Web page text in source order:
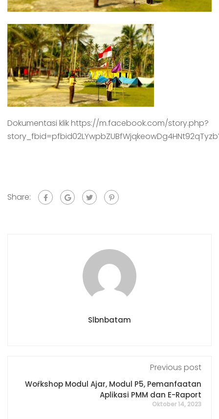
Dokumentasi klik https://m.facebook.com/story.php?
Share:
Slbnbatam
Previous post
Woŕkshop Modul Ajar, Modul P5, Pemanfaatan
Aplikasi PMM dan E-Raport
Oktober 14, 2023